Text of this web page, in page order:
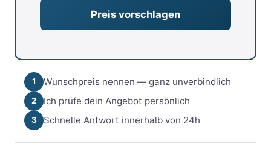
1 Wunschpreis nennen — ganz unverbindlich
2 Ich prüfe dein Angebot persönlich
3 Schnelle Antwort innerhalb von 24h